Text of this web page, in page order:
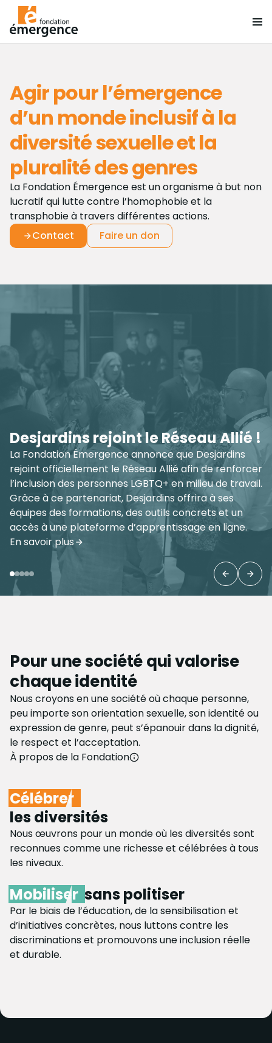
Agir pour l’émergence
d’un monde inclusif à la
diversité sexuelle et la
pluralité des genres
La Fondation Émergence est un organisme à but non
lucratif qui lutte contre l’homophobie et la
transphobie à travers différentes actions.
Contact
Faire un don
Previous
Pour que vieillir soit gai - Tournée
de formations gratuites partout
au Québec
Outiller les milieux aînés pour offrir des services
inclusifs, sécuritaires et respectueux des personnes
aînées LGBTQ+. Joignez-vous à des centaines de
professionnel·le·s à travers le Québec qui ont déjà
suivi notre formation. Ensemble, créons des milieux
où chaque personne peut vieillir dans la dignité et
l’authenticité.
Découvrir la tournée
Pour une société qui valorise
chaque identité
Nous croyons en une société où chaque personne,
peu importe son orientation sexuelle, son identité ou
expression de genre, peut s’épanouir dans la dignité,
le respect et l’acceptation.
À propos de la Fondation
Célébrer
les diversités
Nous œuvrons pour un monde où les diversités sont
reconnues comme une richesse et célébrées à tous
les niveaux.
Mobiliser sans politiser
Par le biais de l’éducation, de la sensibilisation et
d’initiatives concrètes, nous luttons contre les
discriminations et promouvons une inclusion réelle
et durable.